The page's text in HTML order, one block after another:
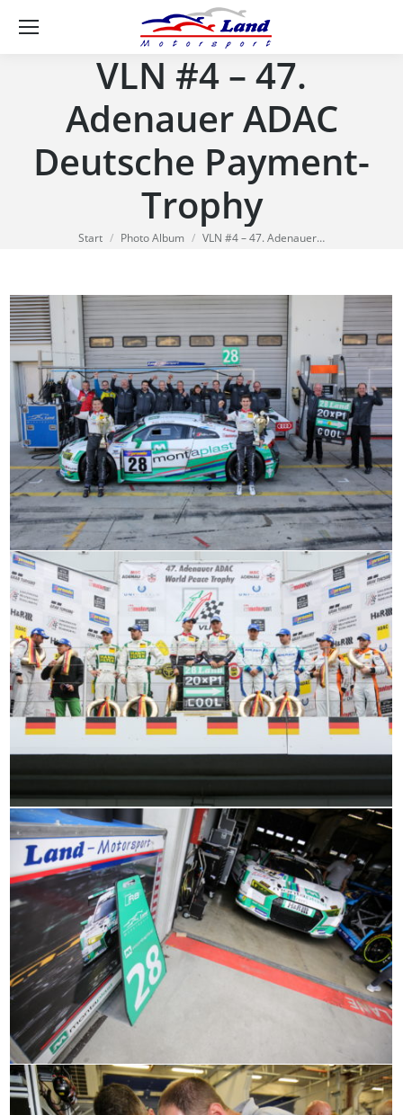
VLN #4 – 47.
Adenauer ADAC
Deutsche Payment-
Trophy
Sie befinden sich hier:
Start Photo Album VLN #4 – 47. Adenauer…